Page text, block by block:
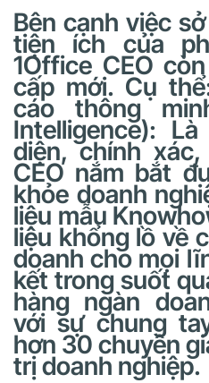
Bên cạnh việc
tiện ích của
1Office CEO
cấp mới. Cụ
cáo thông
Intelligence):
diện, chính
CEO nắm bắt
khỏe doanh
liệu mẫu
liệu khổng lồ về
doanh cho mọi
kết trong suốt
hàng ngàn
với sự chung
hơn 30 chuyên
trị doanh nghiệp.